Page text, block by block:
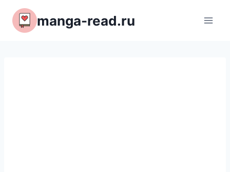
Перейти
содержимому
manga-read.ru